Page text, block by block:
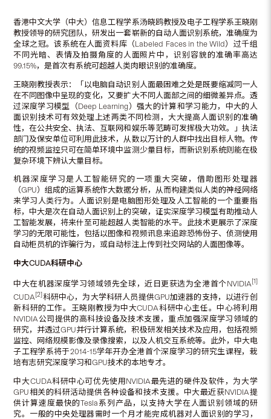
香港中文大学（中大）信息工程学系汤晓鸥教授及电子工程学系王晓刚
教授领导的研究团队，研发出一套崭新的自动人面识别系统，准确度为
全球之冠。该系统在人面资料库（Labeled Faces in the Wild）过千组
不同光暗、表情及拍摄角度的人面照片中，识别容貌的准确率高达
99.15%，是首次有系统可超越人类肉眼识别的准确度。
王晓刚教授表示：「以电脑自动识别人面最困难之处是既要缩减同一人
在不同图像中呈现的变化，又要扩大不同人面部之间的细微差异点。透
过深度学习模型（Deep Learning）强大的计算和学习能力，中大的人
面识别技术可有效处理上述两类不同检测，大大提高人面识别的准确
性，在公共安全、执法、互联网和娱乐等范畴可发挥极大功效。」执法
部门及保安单位可利用此技术，从数以万计的人群中找出目标人物。传
统的视频监控只可在简单环境中监测少量目标，而新识别系统则能在极
复杂环境下辨认大量目标。
机器深度学习是人工智能研究的一项重大突破，借助图形处理器
（GPU）组成的运算系统作大数据分析，从而构建类似人类的神经网络
来学习人类行为。人面识别是电脑图形处理及人工智能的一个重要指
标，中大是次在自动人面识别上的突破，证实深度学习模型有助推动人
工智能发展，将来什至可能超越人类智能的水平。此技术更展示了深度
学习的无限可能性，包括以图像和视频讯息来追踪恐怖份子、侦测使用
自动柜员机的诈骗行为，或自动标注上传到社交网站的人面图像等。
中大CUDA科研中心
中大在机器深度学习领域领先全球，近日更获选为全港首个NVIDIA[1]
CUDA[2]科研中心，为大学科研人员提供GPU加速器的支持，以进行创
新科研的工作。王晓刚教授为中大CUDA科研中心主任。中心将利用
NVIDIA公司提供的高科技设备及技术支援，重点加强深度学习领域的
研究，并透过GPU并行计算系统，积极研发相关技术及应用，包括视频
监控、网络规模影像及录像搜索，以及人机交互系统等。此外，中大电
子工程学系将于2014-15学年开办全港首个深度学习的研究生课程，栽
培有志研究深度学习和GPU技术的本地专才。
中大CUDA科研中心可优先使用NVIDIA最先进的硬件及软件，为大学
GPU相关的科研活动提供各种设备和技术支援。中大最近获NVIDIA提
供计算速度最快的Tesla系列产品，以支持大学在人面识别领域的研
究。一般的中央处理器需时一个月才能完成机器对人面识别的学习，